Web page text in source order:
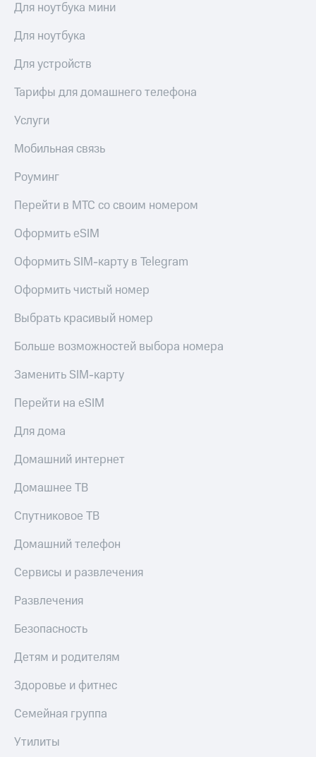
Для ноутбука мини
Для ноутбука
Для устройств
Тарифы для домашнего телефона
Услуги
Мобильная связь
Роуминг
Перейти в МТС со своим номером
Оформить eSIM
Оформить SIM-карту в Telegram
Оформить чистый номер
Выбрать красивый номер
Больше возможностей выбора номера
Заменить SIM-карту
Перейти на eSIM
Для дома
Домашний интернет
Домашнее ТВ
Спутниковое ТВ
Домашний телефон
Сервисы и развлечения
Развлечения
Безопасность
Детям и родителям
Здоровье и фитнес
Семейная группа
Утилиты